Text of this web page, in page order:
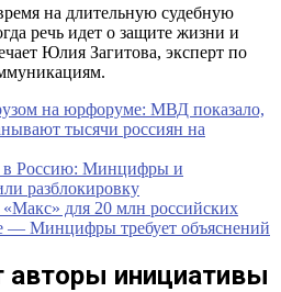
на длительную судебную
речь идет о защите жизни и
Юлия Загитова, эксперт по
на юрфоруме: МВД показало,
тысячи россиян на
в Россию: Минцифры и
разблокировку
«Макс» для 20 млн российских
— Минцифры требует объяснений
авторы инициативы